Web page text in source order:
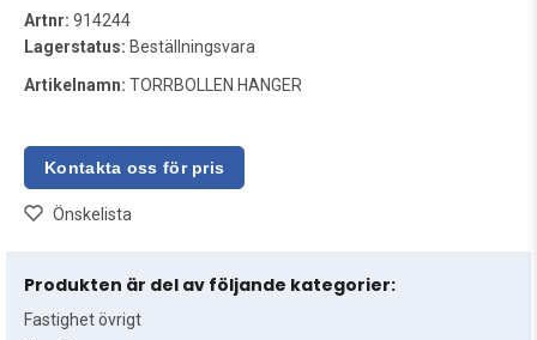
Artnr: 914244
Lagerstatus: Beställningsvara
Artikelnamn: TORRBOLLEN HANGER
Önskelista
Produkten är del av följande kategorier:
Fastighet övrigt